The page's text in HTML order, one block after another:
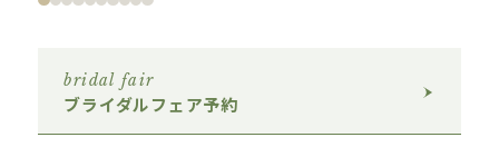
bridal fair
ブライダルフェア予約